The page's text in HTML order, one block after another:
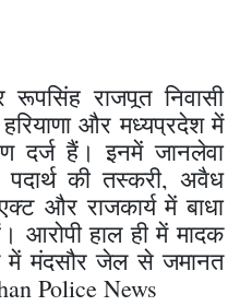
रूपसिंह राजपूत निवासी
और मध्यप्रदेश में
दर्ज हैं। इनमें जानलेवा
की तस्करी, अवैध
और राजकार्य में बाधा
आरोपी हाल ही में मादक
में मंदसौर जेल से जमानत
Police News